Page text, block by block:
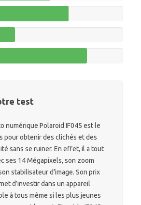
test
numérique Polaroid IF045 est le
pour obtenir des clichés et des
sans se ruiner. En effet, il a tout
ses 14 Mégapixels, son zoom
stabilisateur d’image. Son prix
d’investir dans un appareil
à tous même si les plus jeunes